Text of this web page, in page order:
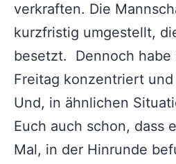
verkraften. Die
kurzfristig umgestellt,
besetzt. Dennoch habe
Freitag konzentriert
Und, in ähnlichen
Euch auch schon, dass
Mal, in der Hinrunde